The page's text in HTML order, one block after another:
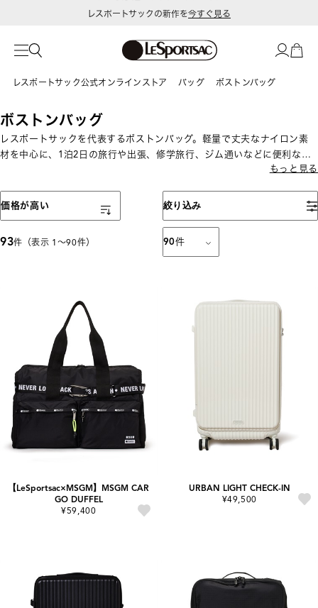
レスポートサックの新作を 今すぐ見る
レスポートサック公式オンラインストア バッグ ボストンバッグ
ボストンバッグ
レスポートサックを代表するボストンバッグ。軽量で丈夫なナイロン素
材を中心に、1泊2日の旅行や出張、修学旅行、ジム通いなどに便利な大
容量サイズから、日常使いしやすいサイズまで展開しています。機内持
もっと見る
絞り込み
93件（表示 1〜90件） 90件
表示順
価格が高い
【LeSportsac×MSGM】MSGM CAR
GO DUFFEL
¥59,400
URBAN LIGHT CHECK-IN
¥49,500